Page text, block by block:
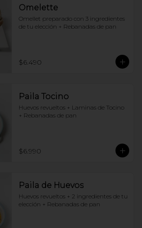
Omelette
Omellet preparado con 3 ingredientes
de tu elección + Rebanadas de pan
$6.490
Paila Tocino
Huevos revueltos + Laminas de Tocino
+ Rebanadas de pan
$6.990
Paila de Huevos
Huevos revueltos + 2 ingredientes de tu
elección + Rebanadas de pan